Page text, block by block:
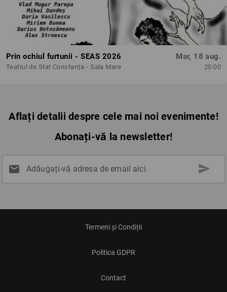
Prin ochiul furtunii - SEAS 2026
Teatrul de Stat Constanța - Sala Mare
Mar, 18 aug.
20:00
Aflați detalii despre cele mai noi evenimente!
Abonați-vă la newsletter!
mail Adăugați-vă adresa de email aici send
Termeni și Condiții
Politica GDPR
Contact